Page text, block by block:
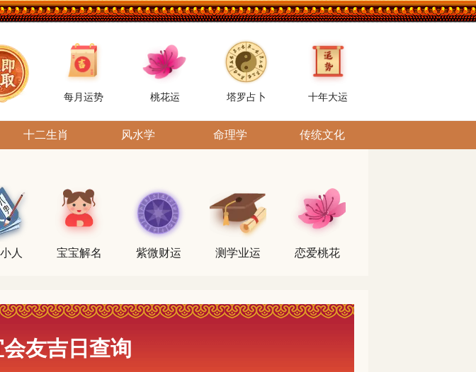
每月运势 桃花运 塔罗占卜 十年大运
十二生肖 风水学 命理学 传统文化
人 宝宝解名 紫微财运 测学业运 恋爱桃花
友吉日查询